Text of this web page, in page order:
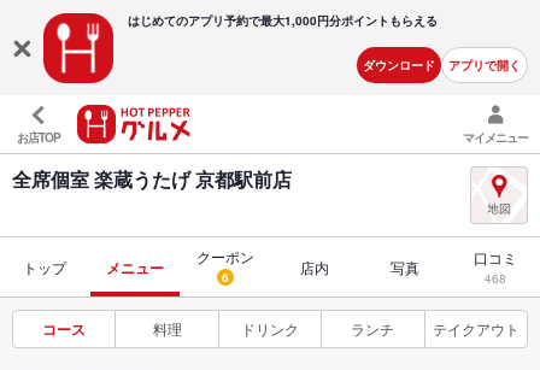
はじめてのアプリ予約で最大1,000円分ポイントもらえる
ダウンロード アプリで開く
お店TOP マイメニュー
全席個室 楽蔵うたげ 京都駅前店
トップ メニュー
クーポン
6 店内 写真 口コミ
468
コース 料理 ドリンク ランチ テイクアウト